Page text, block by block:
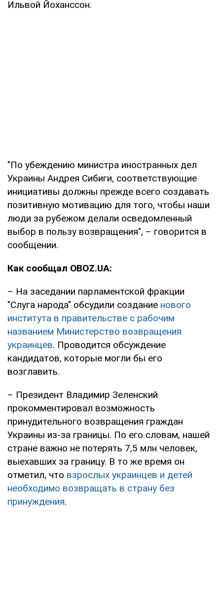
Ильвой Йоханссон.
"По убеждению министра иностранных дел
Украины Андрея Сибиги, соответствующие
инициативы должны прежде всего создавать
позитивную мотивацию для того, чтобы наши
люди за рубежом делали осведомленный
выбор в пользу возвращения", – говорится в
сообщении.
Как сообщал OBOZ.UA:
– На заседании парламентской фракции
"Слуга народа" обсудили создание нового
института в правительстве с рабочим
названием Министерство возвращения
украинцев. Проводится обсуждение
кандидатов, которые могли бы его
возглавить.
– Президент Владимир Зеленский
прокомментировал возможность
принудительного возвращения граждан
Украины из-за границы. По его словам, нашей
стране важно не потерять 7,5 млн человек,
выехавших за границу. В то же время он
отметил, что взрослых украинцев и детей
необходимо возвращать в страну без
принуждения.